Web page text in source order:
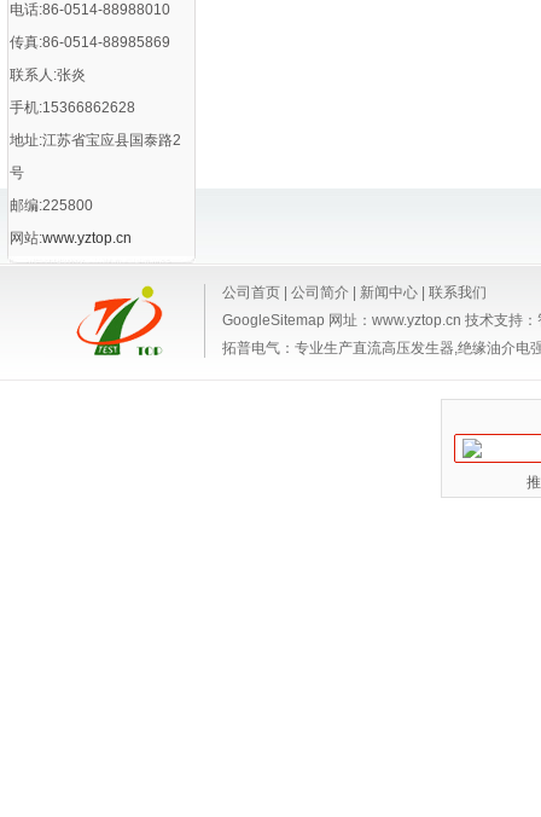
电话:86-0514-88988010
传真:86-0514-88985869
联系人:张炎
手机:15366862628
地址:江苏省宝应县国泰路2
号
邮编:225800
网站:www.yztop.cn
公司首页 公司简介 新闻中心
联系我们
GoogleSitemap 网址：www.yztop.cn 技术支持：
拓普电气：专业生产直流高压发生器,绝缘油介电